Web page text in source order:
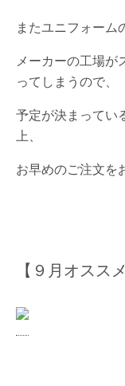
またユニフォーム
メーカーの工場が
ってしまうので、
予定が決まってい
上、
お早めのご注文を
【９月オスス